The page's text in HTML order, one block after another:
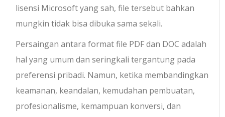
lisensi Microsoft yang sah, file tersebut bahkan
mungkin tidak bisa dibuka sama sekali.
Persaingan antara format file PDF dan DOC adalah
hal yang umum dan seringkali tergantung pada
preferensi pribadi. Namun, ketika membandingkan
keamanan, keandalan, kemudahan pembuatan,
profesionalisme, kemampuan konversi, dan